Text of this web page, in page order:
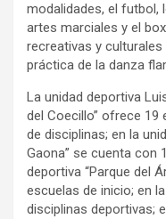
modalidades, el
artes marciales y el
recreativas y
práctica de la danza
La unidad deportiva
del Coecillo” ofrece 19
de disciplinas; en la
Gaona” se cuenta con
deportiva “Parque del
escuelas de inicio; en
disciplinas deportivas;